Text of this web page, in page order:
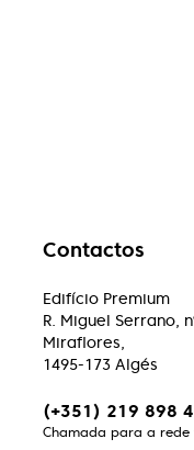
Contactos
Edifício Premium
R. Miguel Serrano,
Miraflores,
1495-173 Algés
(+351) 219 898
Chamada para a rede